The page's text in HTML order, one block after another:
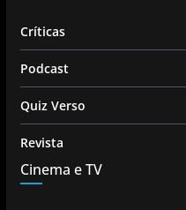
Críticas
Podcast
Quiz Verso
Revista
Cinema e TV